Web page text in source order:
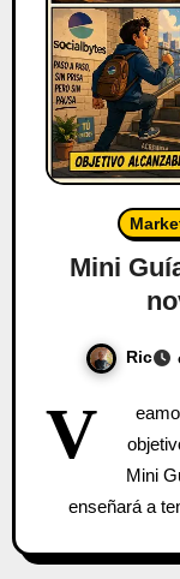
Mini
Ric
V
Mini
enseñará a